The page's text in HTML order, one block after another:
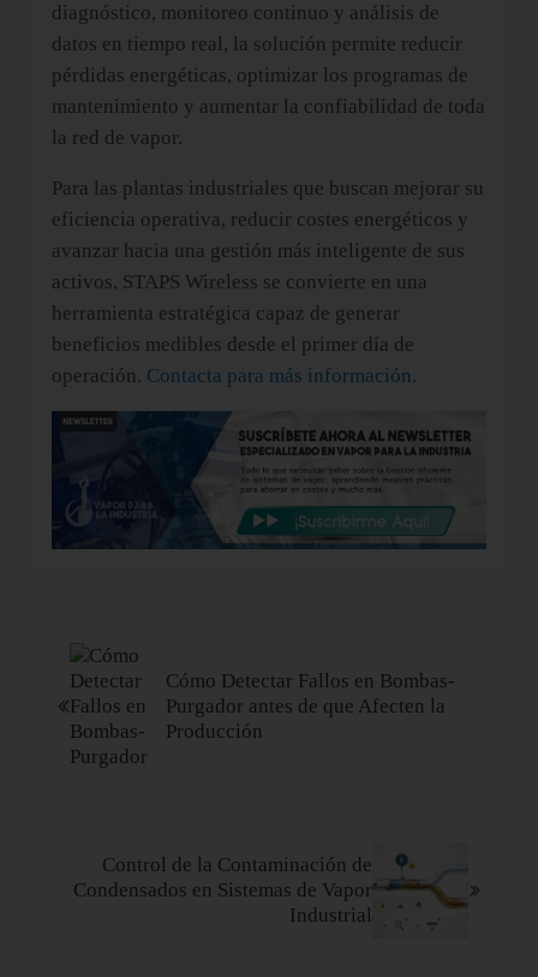
diagnóstico, monitoreo continuo y análisis de
datos en tiempo real, la solución permite reducir
pérdidas energéticas, optimizar los programas de
mantenimiento y aumentar la confiabilidad de toda
la red de vapor.
Para las plantas industriales que buscan mejorar su
eficiencia operativa, reducir costes energéticos y
avanzar hacia una gestión más inteligente de sus
activos, STAPS Wireless se convierte en una
herramienta estratégica capaz de generar
beneficios medibles desde el primer día de
operación. Contacta para más información.
Cómo Detectar Fallos en Bombas-
Purgador antes de que Afecten la
Producción
Control de la Contaminación de
Condensados en Sistemas de Vapor
Industrial